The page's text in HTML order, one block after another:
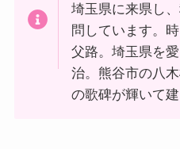
埼玉県に来県し
問しています。
父路。埼玉県を
治。熊谷市の八
の歌碑が輝いて建